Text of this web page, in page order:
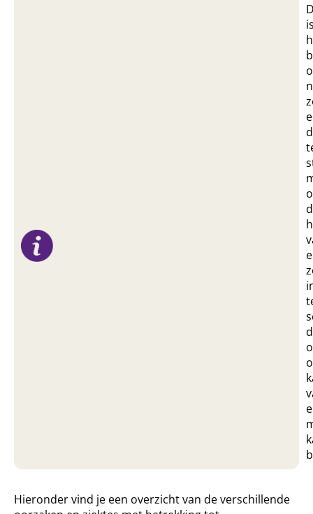
Hieronder vind je een overzicht van de verschillende